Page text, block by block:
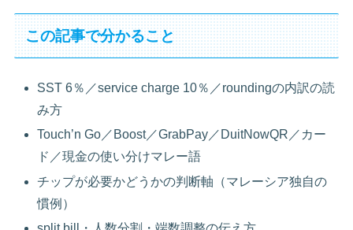
この記事で分かること
SST 6％／service charge 10％／roundingの内訳の読
み方
Touch’n Go／Boost／GrabPay／DuitNowQR／カー
ド／現金の使い分けマレー語
チップが必要かどうかの判断軸（マレーシア独自の
慣例）